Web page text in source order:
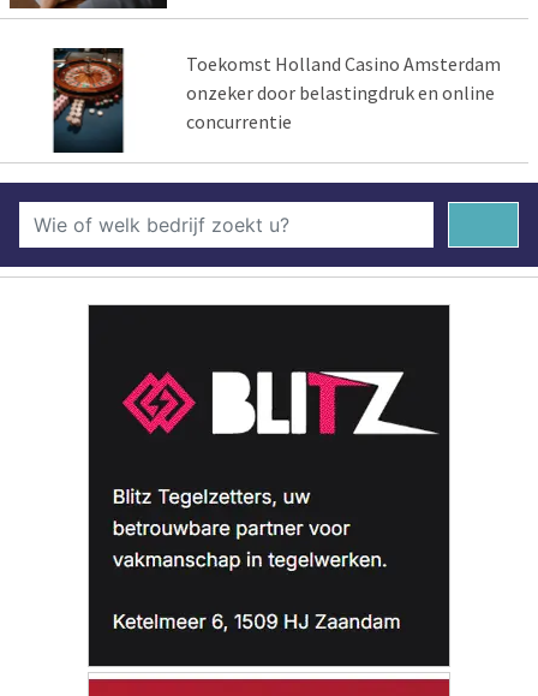
Toekomst Holland Casino Amsterdam
onzeker door belastingdruk en online
concurrentie